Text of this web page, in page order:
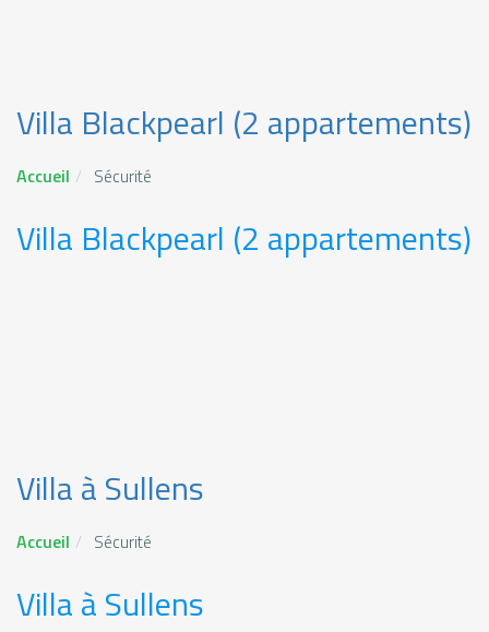
Villa Blackpearl (2 appartements)
Accueil Sécurité
Villa Blackpearl (2 appartements)
Villa à Sullens
Accueil Sécurité
Villa à Sullens